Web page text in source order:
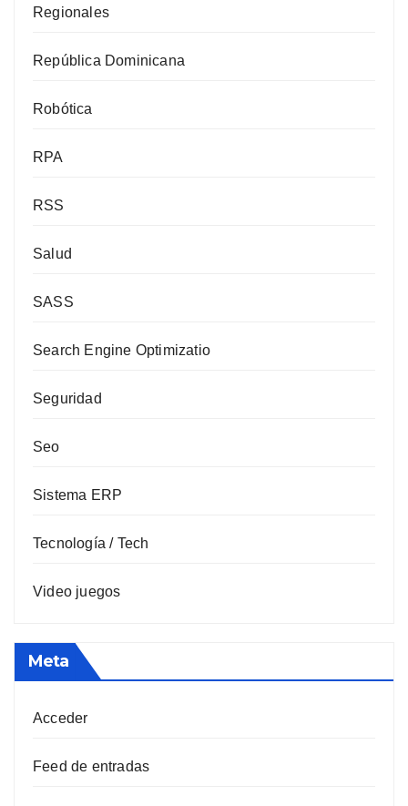
Regionales
República Dominicana
Robótica
RPA
RSS
Salud
SASS
Search Engine Optimizatio
Seguridad
Seo
Sistema ERP
Tecnología / Tech
Video juegos
Meta
Acceder
Feed de entradas